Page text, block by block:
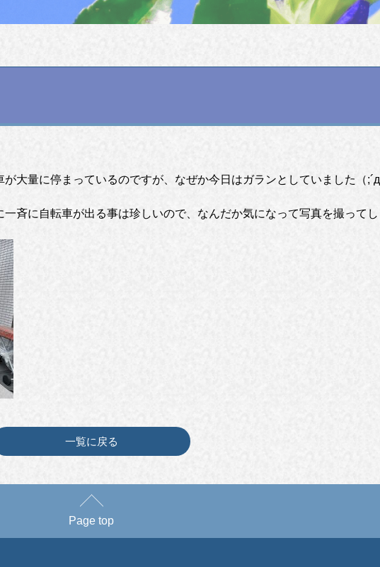
大量に停まっているのですが、なぜか今日はガランとしていました（;´д
斉に自転車が出る事は珍しいので、なんだか気になって写真を撮ってし
一覧に戻る
Page top